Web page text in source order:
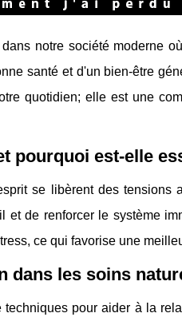
notre société moderne
santé et d'un bien-être
quotidien; elle est une
pourquoi est-elle
se libèrent des tensions
et de renforcer le système
ce qui favorise une
dans les soins
pour aider à la